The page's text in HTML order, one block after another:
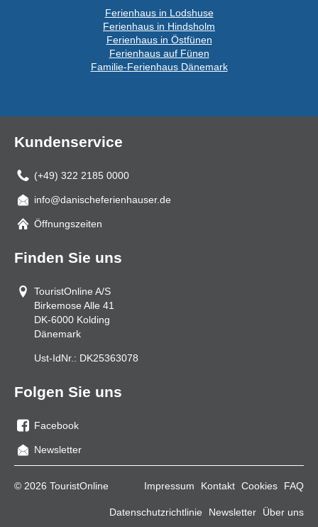
Ferienhaus in Lodshuse
Ferienhaus in Hindsholm
Ferienhaus in Östfünen
Ferienhaus auf Fünen
Familie-Ferienhaus Dänemark
Kundenservice
(+49) 322 2185 0000
Mail
info@danischeferienhauser.de
Öffnungszeiten
Finden Sie uns
TouristOnline A/S
Birkemose Alle 41
DK-6000 Kolding
Dänemark
Ust-IdNr.: DK25363078
Folgen Sie uns
Sie
uns
Facebook
Newsletter
© 2026 TouristOnline Impressum Kontakt Cookies FAQ
Datenschutzrichtlinie Newsletter Über uns